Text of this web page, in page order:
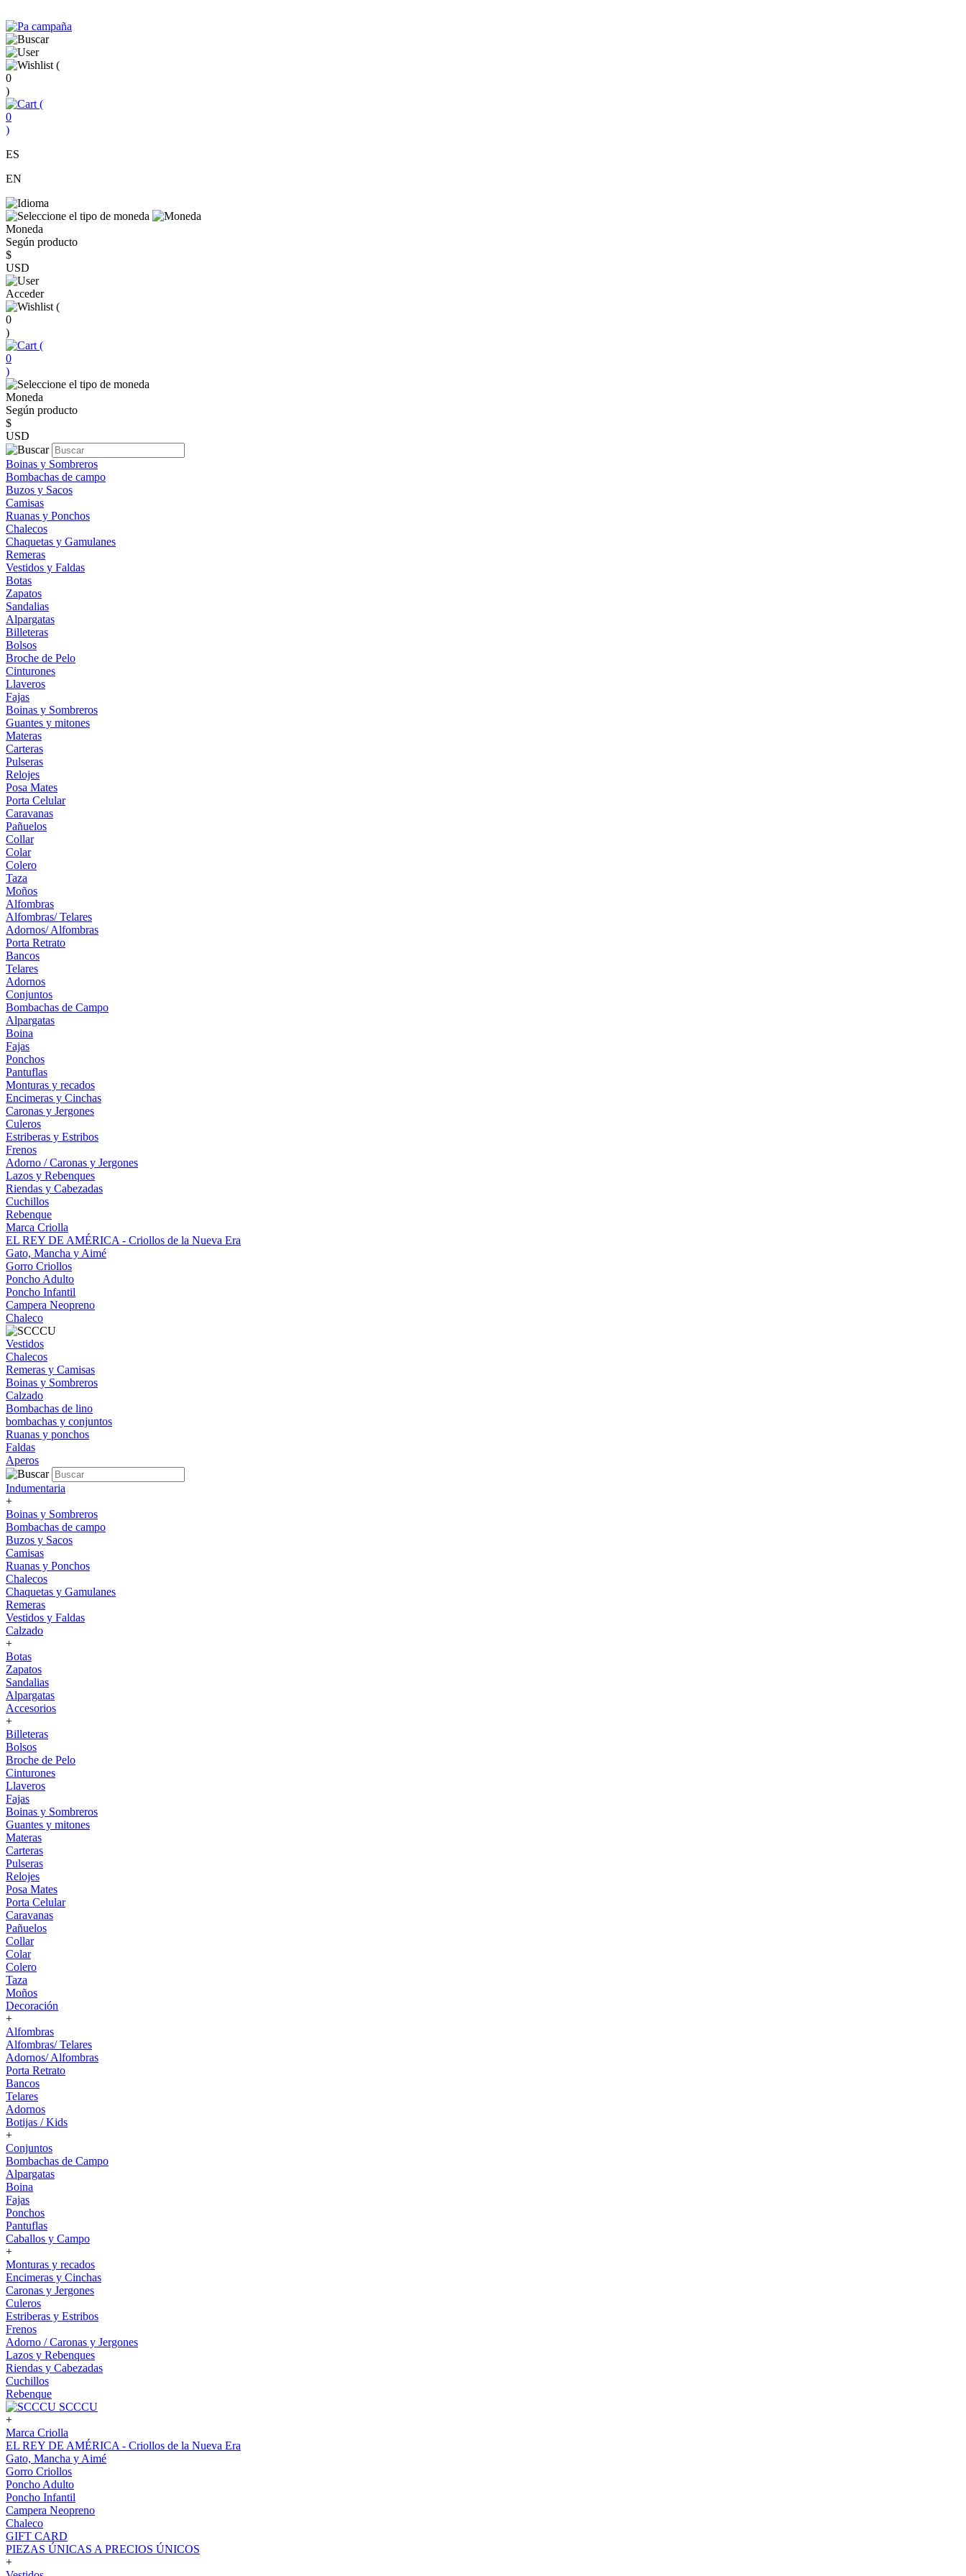
(
0
)
(
0
)
ES
EN
Moneda
Según producto
$
USD
Acceder
(
0
)
(
0
)
Moneda
Según producto
$
USD
Boinas y Sombreros
Bombachas de campo
Buzos y Sacos
Camisas
Ruanas y Ponchos
Chalecos
Chaquetas y Gamulanes
Remeras
Vestidos y Faldas
Botas
Zapatos
Sandalias
Alpargatas
Billeteras
Bolsos
Broche de Pelo
Cinturones
Llaveros
Fajas
Boinas y Sombreros
Guantes y mitones
Materas
Carteras
Pulseras
Relojes
Posa Mates
Porta Celular
Caravanas
Pañuelos
Collar
Colar
Colero
Taza
Moños
Alfombras
Alfombras/ Telares
Adornos/ Alfombras
Porta Retrato
Bancos
Telares
Adornos
Conjuntos
Bombachas de Campo
Alpargatas
Boina
Fajas
Ponchos
Pantuflas
Monturas y recados
Encimeras y Cinchas
Caronas y Jergones
Culeros
Estriberas y Estribos
Frenos
Adorno / Caronas y Jergones
Lazos y Rebenques
Riendas y Cabezadas
Cuchillos
Rebenque
Marca Criolla
EL REY DE AMÉRICA - Criollos de la Nueva Era
Gato, Mancha y Aimé
Gorro Criollos
Poncho Adulto
Poncho Infantil
Campera Neopreno
Chaleco
Vestidos
Chalecos
Remeras y Camisas
Boinas y Sombreros
Calzado
Bombachas de lino
bombachas y conjuntos
Ruanas y ponchos
Faldas
Aperos
Indumentaria
+
Boinas y Sombreros
Bombachas de campo
Buzos y Sacos
Camisas
Ruanas y Ponchos
Chalecos
Chaquetas y Gamulanes
Remeras
Vestidos y Faldas
Calzado
+
Botas
Zapatos
Sandalias
Alpargatas
Accesorios
+
Billeteras
Bolsos
Broche de Pelo
Cinturones
Llaveros
Fajas
Boinas y Sombreros
Guantes y mitones
Materas
Carteras
Pulseras
Relojes
Posa Mates
Porta Celular
Caravanas
Pañuelos
Collar
Colar
Colero
Taza
Moños
Decoración
+
Alfombras
Alfombras/ Telares
Adornos/ Alfombras
Porta Retrato
Bancos
Telares
Adornos
Botijas / Kids
+
Conjuntos
Bombachas de Campo
Alpargatas
Boina
Fajas
Ponchos
Pantuflas
Caballos y Campo
+
Monturas y recados
Encimeras y Cinchas
Caronas y Jergones
Culeros
Estriberas y Estribos
Frenos
Adorno / Caronas y Jergones
Lazos y Rebenques
Riendas y Cabezadas
Cuchillos
Rebenque
SCCCU
+
Marca Criolla
EL REY DE AMÉRICA - Criollos de la Nueva Era
Gato, Mancha y Aimé
Gorro Criollos
Poncho Adulto
Poncho Infantil
Campera Neopreno
Chaleco
GIFT CARD
PIEZAS ÚNICAS A PRECIOS ÚNICOS
+